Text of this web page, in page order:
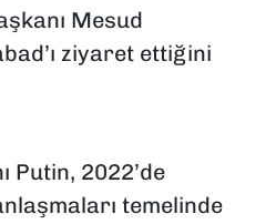
Mesud
ziyaret ettiğini
Putin, 2022’de
temelinde